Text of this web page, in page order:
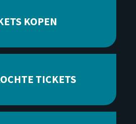
KOPEN
TICKETS